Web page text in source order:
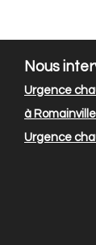
Nous
Urgence
à
Urgence